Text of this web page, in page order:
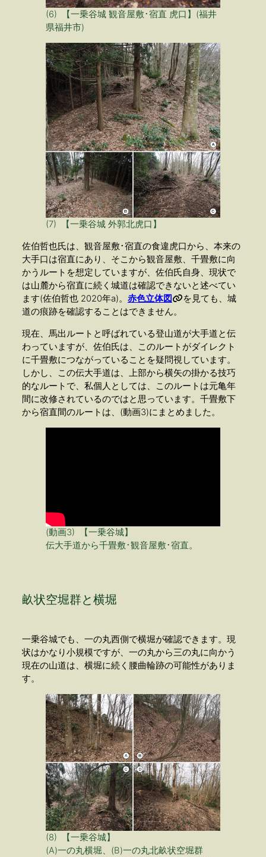
(6) 【一乗谷城 観音屋敷･宿直 虎口 】(福井
県福井市)
(7) 【一乗谷城 外郭北虎口】
佐伯哲也氏は、観音屋敷･宿直の食違虎口から、本来の
大手口は宿直にあり、そこから観音屋敷、千畳敷に向
かうルートを想定していますが、佐伯氏自身、現状で
は山麓から宿直に続く城道は確認できないと述べてい
ます(佐伯哲也 2020年a)。 赤色立体図
を見ても、城
道の痕跡を確認することはできません。
現在、馬出ルートと呼ばれている登山道が大手道と伝
わっていますが、佐伯氏は、このルートがダイレクト
に千畳敷につながっていることを疑問視しています。
しかし、この伝大手道は、上部から横矢の掛かる技巧
的なルートで、私個人としては、このルートは元亀年
間に改修されているのではと思っています。千畳敷下
から宿直間のルートは、(動画3)にまとめました。
(動画3) 【一乗谷城】
伝大手道から千畳敷･観音屋敷･宿直。
畝状空堀群と横堀
一乗谷城でも、一の丸西側で横堀が確認できます。現
状はかなり小規模ですが、一の丸から三の丸に向かう
現在の山道は、横堀に続く腰曲輪跡の可能性がありま
す。
(8) 【一乗谷城】
(A)一の丸横堀、(B)一の丸北畝状空堀群